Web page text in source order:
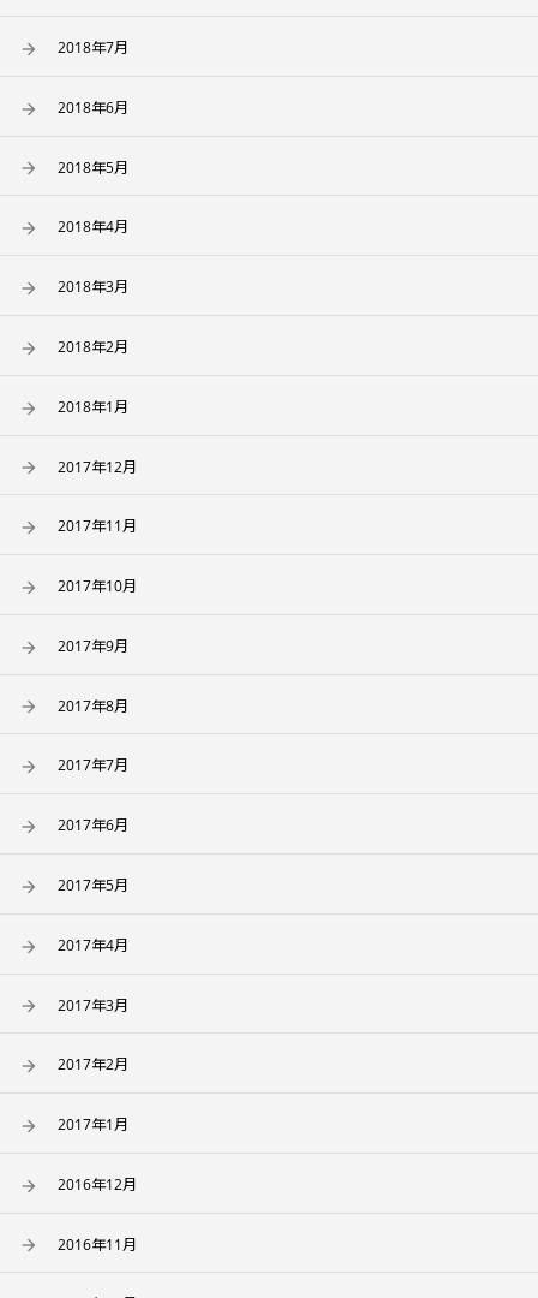
2018年7月
2018年6月
2018年5月
2018年4月
2018年3月
2018年2月
2018年1月
2017年12月
2017年11月
2017年10月
2017年9月
2017年8月
2017年7月
2017年6月
2017年5月
2017年4月
2017年3月
2017年2月
2017年1月
2016年12月
2016年11月